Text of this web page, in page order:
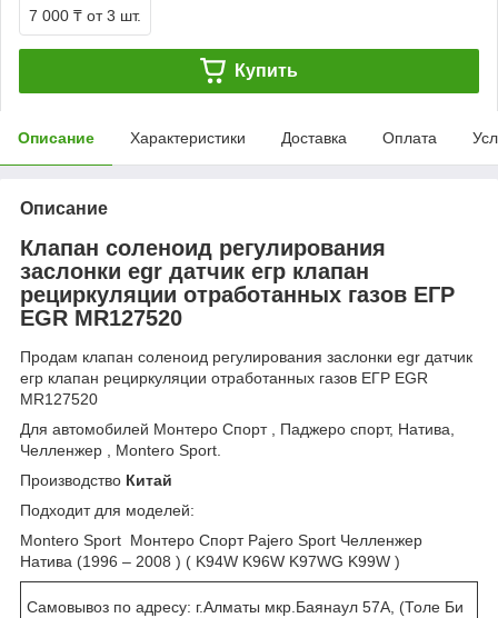
7 000 ₸ от 3 шт.
Купить
Описание Характеристики Доставка Оплата
Описание
Клапан соленоид регулирования
заслонки egr датчик егр клапан
рециркуляции отработанных газов ЕГР
EGR MR127520
Продам клапан соленоид регулирования заслонки egr датчик
егр клапан рециркуляции отработанных газов ЕГР EGR
MR127520
Для автомобилей Монтеро Спорт , Паджеро спорт, Натива,
Челленжер , Montero Sport.
Производство Китай
Подходит для моделей:
Montero Sport Монтеро Спорт Pajero Sport Челленжер
Натива (1996 – 2008 ) ( K94W K96W K97WG K99W )
Самовывоз по адресу: г.Алматы мкр.Баянаул 57А, (Толе Би